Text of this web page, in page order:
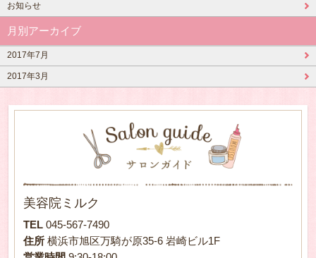
お知らせ
月別アーカイブ
2017年7月
2017年3月
美容院ミルク
TEL 045-567-7490
住所 横浜市旭区万騎が原35-6 岩崎ビル1F